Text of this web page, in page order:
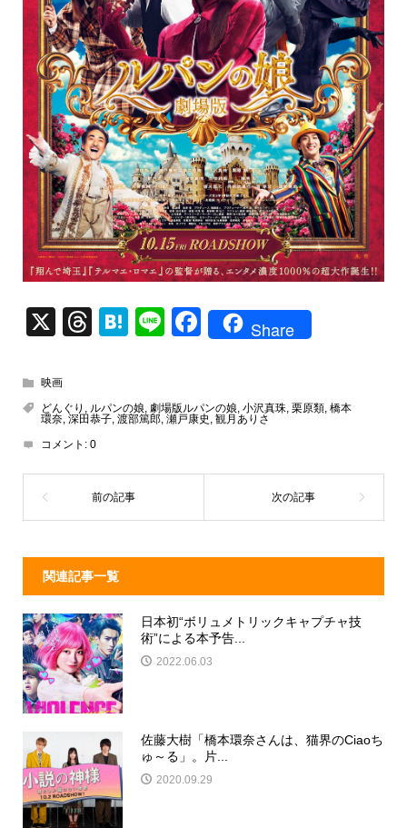
X
T
a
d
s
H
n
Li
F
e
o
k
Share
映画
どんぐり , ルパンの娘, 劇場版ルパンの娘, 小沢真珠, 栗原類, 橋本
環奈, 深田恭子, 渡部篤郎, 瀬戸康史 , 観月ありさ
コメント: 0
関連記事一覧
日本初“ボリュメトリックキャプチャ技
術”による本予告...
2022.06.03
佐藤大樹「橋本環奈さんは、猫界のCiaoち
ゅ～る」。片...
2020.09.29